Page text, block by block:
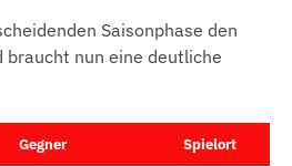
Saisonphase den
braucht nun eine deutliche
Gegner Spielort